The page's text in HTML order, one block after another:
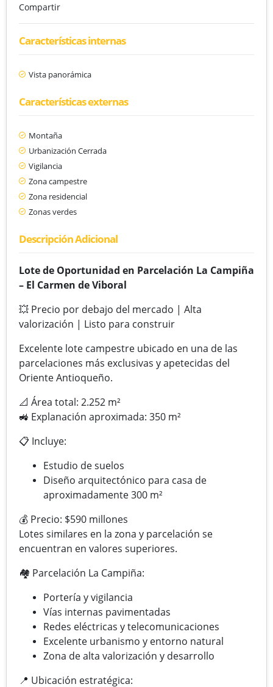
Compartir
Características internas
Vista panorámica
Características externas
Montaña
Urbanización Cerrada
Vigilancia
Zona campestre
Zona residencial
Zonas verdes
Descripción Adicional
Lote de Oportunidad en Parcelación La Campiña
– El Carmen de Viboral
💥 Precio por debajo del mercado | Alta
valorización | Listo para construir
Excelente lote campestre ubicado en una de las
parcelaciones más exclusivas y apetecidas del
Oriente Antioqueño.
📐 Área total: 2.252 m²
🚜 Explanación aproximada: 350 m²
📋 Incluye:
Estudio de suelos
Diseño arquitectónico para casa de
aproximadamente 300 m²
💰 Precio: $590 millones
Lotes similares en la zona y parcelación se
encuentran en valores superiores.
🏘 Parcelación La Campiña:
Portería y vigilancia
Vías internas pavimentadas
Redes eléctricas y telecomunicaciones
Excelente urbanismo y entorno natural
Zona de alta valorización y desarrollo
📍 Ubicación estratégica: